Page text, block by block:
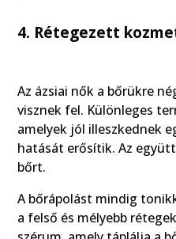
4. Rétegezett
Az ázsiai nők a bőrükre
visznek fel. Különleges
amelyek jól illeszkednek
hatását erősítik. Az
bőrt.
A bőrápolást mindig
a felső és mélyebb